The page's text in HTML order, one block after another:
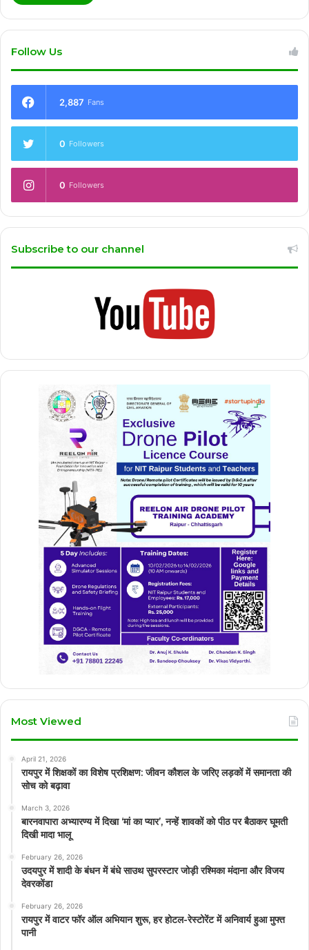
Follow Us
2,887 Fans
0 Followers
0 Followers
Subscribe to our channel
Most Viewed
April 21, 2026
रायपुर में शिक्षकों का विशेष प्रशिक्षण: जीवन कौशल के जरिए लड़कों में समानता की
सोच को बढ़ावा
March 3, 2026
बारनवापारा अभ्यारण्य में दिखा ‘मां का प्यार’, नन्हें शावकों को पीठ पर बैठाकर घूमती
दिखी मादा भालू
February 26, 2026
उदयपुर में शादी के बंधन में बंधे साउथ सुपरस्टार जोड़ी रश्मिका मंदाना और विजय
देवरकोंडा
February 26, 2026
रायपुर में वाटर फॉर ऑल अभियान शुरू, हर होटल-रेस्टोरेंट में अनिवार्य हुआ मुफ्त
पानी